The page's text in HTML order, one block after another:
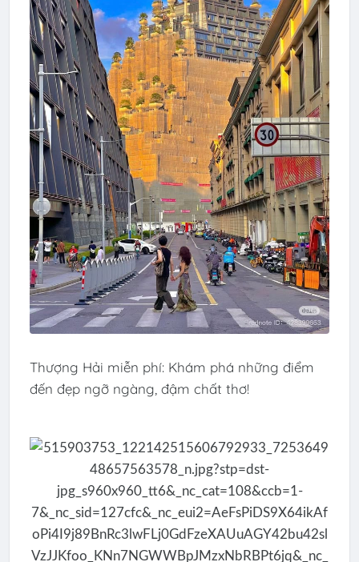
Thượng Hải miễn phí: Khám phá những điểm
đến đẹp ngỡ ngàng, đậm chất thơ!